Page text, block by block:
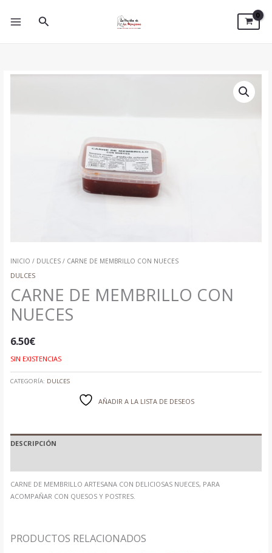
BUSCAR
INICIO / DULCES/ CARNE DE MEMBRILLO CON NUECES
DULCES
CARNE DE MEMBRILLO CON
NUECES
6.50€
SIN EXISTENCIAS
CATEGORÍA: DULCES
AÑADIR A LA LISTA DE DESEOS
DESCRIPCIÓN
CARNE DE MEMBRILLO ARTESANA CON DELICIOSAS NUECES, PARA
ACOMPAÑAR CON QUESOS Y POSTRES.
PRODUCTOS RELACIONADOS